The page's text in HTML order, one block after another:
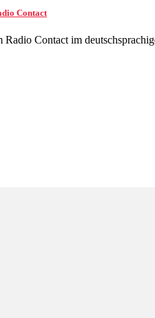
Contact
Radio Contact im